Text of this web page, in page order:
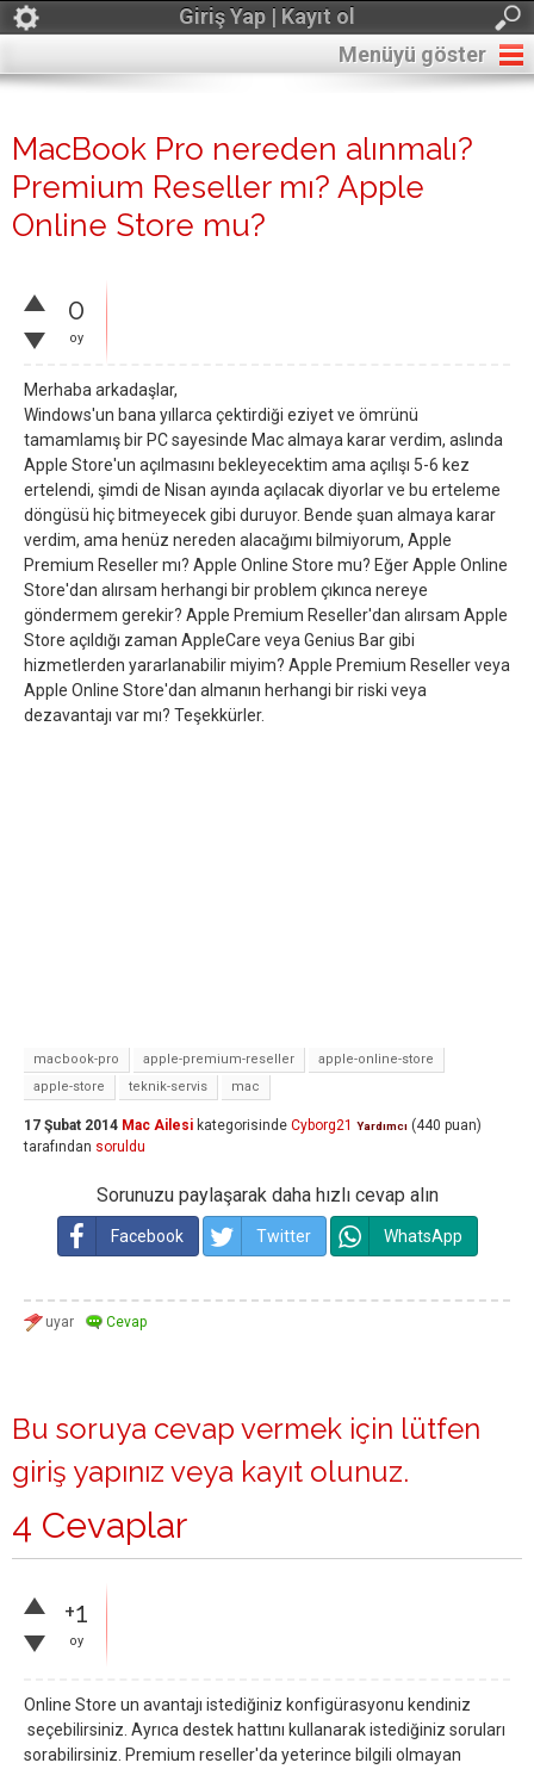
Giriş Yap | Kayıt ol
Menüyü göster
MacBook Pro nereden alınmalı?
Premium Reseller mı? Apple
Online Store mu?
0
oy
Merhaba arkadaşlar,
Windows'un bana yıllarca çektirdiği eziyet ve ömrünü
tamamlamış bir PC sayesinde Mac almaya karar verdim, aslında
Apple Store'un açılmasını bekleyecektim ama açılışı 5-6 kez
ertelendi, şimdi de Nisan ayında açılacak diyorlar ve bu erteleme
döngüsü hiç bitmeyecek gibi duruyor. Bende şuan almaya karar
verdim, ama henüz nereden alacağımı bilmiyorum, Apple
Premium Reseller mı? Apple Online Store mu? Eğer Apple Online
Store'dan alırsam herhangi bir problem çıkınca nereye
göndermem gerekir? Apple Premium Reseller'dan alırsam Apple
Store açıldığı zaman AppleCare veya Genius Bar gibi
hizmetlerden yararlanabilir miyim? Apple Premium Reseller veya
Apple Online Store'dan almanın herhangi bir riski veya
dezavantajı var mı? Teşekkürler.
macbook-pro apple-premium-reseller
apple-online-store
apple-store
teknik-servis mac
17 Şubat 2014 Mac Ailesi kategorisinde Cyborg21 Yardımcı (440 puan)
tarafından soruldu
Sorunuzu paylaşarak daha hızlı cevap alın
Facebook Twitter WhatsApp
Bu soruya cevap vermek için lütfen
giriş yapınız veya kayıt olunuz.
4 Cevaplar
+1
oy
Online Store un avantajı istediğiniz konfigürasyonu kendiniz
seçebilirsiniz. Ayrıca destek hattını kullanarak istediğiniz soruları
sorabilirsiniz. Premium reseller'da yeterince bilgili olmayan